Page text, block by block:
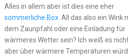
Alles in allem aber ist dies eine eher
sommerliche Box. All das also ein Wink
dem Zaunpfahl oder eine Einladung für
wärmeres Wetter sein? Ich weiß es
aber über wärmere Temperaturen